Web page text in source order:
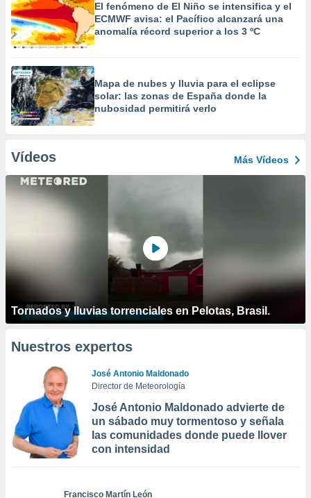
El fenómeno de El Niño se intensifica y el
ECMWF avisa: el Pacífico alcanzará una
anomalía récord superior a los 3 ºC
Mapa de nubes y lluvia para el eclipse
solar: las zonas de España donde la
nubosidad permitirá verlo
Vídeos Más Vídeos
Tornados y lluvias torrenciales en Pelotas, Brasil.
Nuestros expertos
José Antonio Maldonado
Director de Meteorología
José Antonio Maldonado advierte de
un sábado muy tormentoso y señala
las comunidades donde puede llover
con intensidad
Francisco Martín León